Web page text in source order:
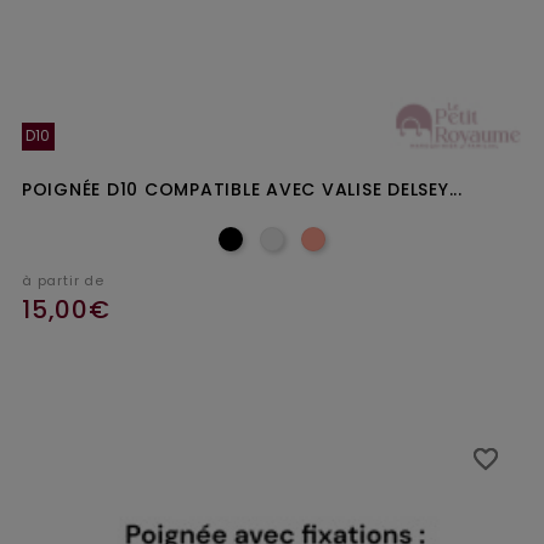
D10
POIGNÉE D10 COMPATIBLE AVEC VALISE DELSEY...
à partir de
15,00€
favorite_border
favorite_border